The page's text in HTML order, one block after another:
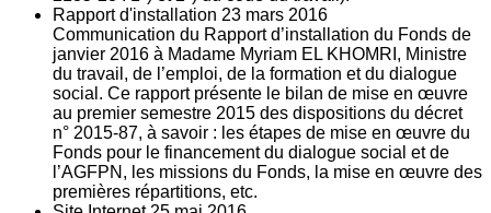
Rapport d'installation 23 mars 2016
Communication du Rapport d’installation du Fonds de
janvier 2016 à Madame Myriam EL KHOMRI, Ministre
du travail, de l’emploi, de la formation et du dialogue
social. Ce rapport présente le bilan de mise en œuvre
au premier semestre 2015 des dispositions du décret
n° 2015-87, à savoir : les étapes de mise en œuvre du
Fonds pour le financement du dialogue social et de
l’AGFPN, les missions du Fonds, la mise en œuvre des
premières répartitions, etc.